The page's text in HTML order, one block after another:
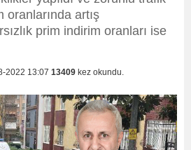
oranlarında artış
prim indirim oranları ise
2022 13:07 13409 kez okundu.